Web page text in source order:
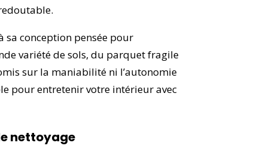
sa conception pensée pour
variété de sols, du parquet fragile
sur la maniabilité ni l’autonomie
pour entretenir votre intérieur avec
nettoyage